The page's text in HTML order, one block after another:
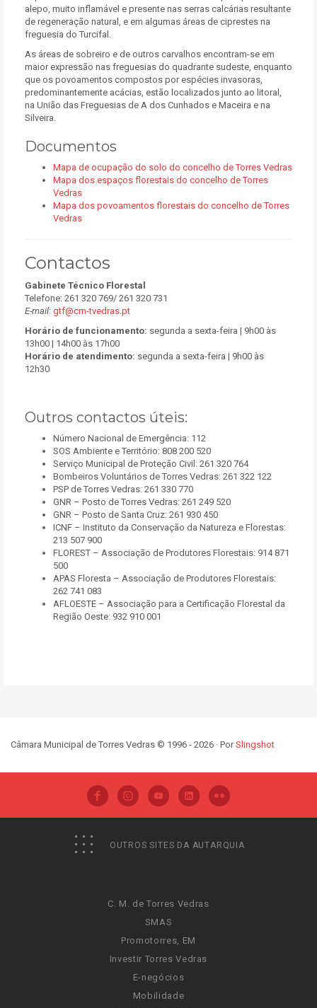
alepo, muito inflamável e presente nas serras calcárias resultante
de regeneração natural, e em algumas áreas de ciprestes na
freguesia do Turcifal.
As áreas de sobreiro e de outros carvalhos encontram-se em
maior expressão nas freguesias do quadrante sudeste, enquanto
que os povoamentos compostos por espécies invasoras,
predominantemente acácias, estão localizados junto ao litoral,
na União das Freguesias de A dos Cunhados e Maceira e na
Silveira.
Documentos
Mapa de ocupação do solo do concelho de Torres Vedras
Mapa dos espaços florestais do concelho de Torres
Vedras
Mapa dos povoamentos florestais do concelho de Torres
Vedras
Contactos
Gabinete Técnico Florestal
Telefone: 261 320 769/ 261 320 731
E-mail: gtf@cm-tvedras.pt
Horário de funcionamento: segunda a sexta-feira | 9h00 às
13h00 | 14h00 às 17h00
Horário de atendimento: segunda a sexta-feira | 9h00 às
12h30
Outros contactos úteis:
Número Nacional de Emergência: 112
SOS Ambiente e Território: 808 200 520
Serviço Municipal de Proteção Civil: 261 320 764
Bombeiros Voluntários de Torres Vedras: 261 322 122
PSP de Torres Vedras: 261 330 770
GNR – Posto de Torres Vedras: 261 249 520
GNR – Posto de Santa Cruz: 261 930 450
ICNF – Instituto da Conservação da Natureza e Florestas:
213 507 900
FLOREST – Associação de Produtores Florestais: 914 871
500
APAS Floresta – Associação de Produtores Florestais:
262 741 083
AFLOESTE – Associação para a Certificação Florestal da
Região Oeste: 932 910 001
Câmara Municipal de Torres Vedras © 1996 - 2026 · PorSlingshot
OUTROS SITES DA AUTARQUIA
C. M. de Torres Vedras
SMAS
Promotorres, EM
Investir Torres Vedras
E-negócios
Mobilidade